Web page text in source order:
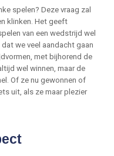
spelen? Deze vraag zal
klinken. Het geeft
van een wedstrijd wel
we veel aandacht gaan
met bijhorend de
wel winnen, maar de
Of ze nu gewonnen of
uit, als ze maar plezier